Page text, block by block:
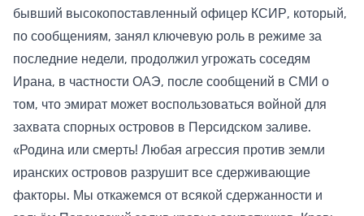
бывший высокопоставленный офицер КСИР, который,
по сообщениям, занял ключевую роль в режиме за
последние недели, продолжил угрожать соседям
Ирана, в частности ОАЭ, после сообщений в СМИ о
том, что эмират может воспользоваться войной для
захвата спорных островов в Персидском заливе.
«Родина или смерть! Любая агрессия против земли
иранских островов разрушит все сдерживающие
факторы. Мы откажемся от всякой сдержанности и